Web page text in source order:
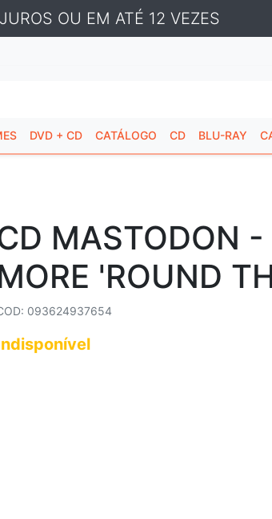
OU EM ATÉ 12 VEZES
DVD + CD CATÁLOGO CD BLU-RAY
MASTODON -
'ROUND
093624937654